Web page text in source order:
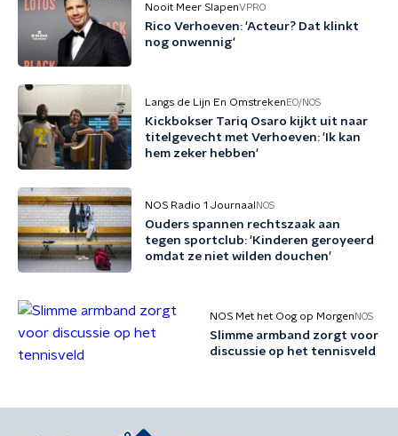
Nooit Meer SlapenVPRO
Rico Verhoeven: 'Acteur? Dat klinkt
nog onwennig'
Langs de Lijn En Omstreken EO/NOS
Kickbokser Tariq Osaro kijkt uit naar
titelgevecht met Verhoeven: 'Ik kan
hem zeker hebben'
NOS Radio 1 Journaal NOS
Ouders spannen rechtszaak aan
tegen sportclub: 'Kinderen geroyeerd
omdat ze niet wilden douchen'
NOS Met het Oog op Morgen NOS
Slimme armband zorgt voor
discussie op het tennisveld